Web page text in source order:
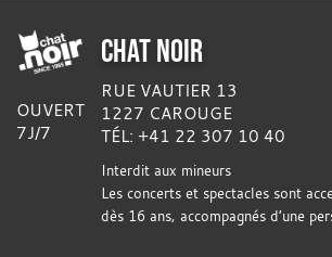
OUVERT
7J/7
CHAT NOIR
RUE VAUTIER 13
1227 CAROUGE
TÉL: +41 22 307 10 40
Interdit aux mineurs
Les concerts et spectacles sont
dès 16 ans, accompagnés d’une